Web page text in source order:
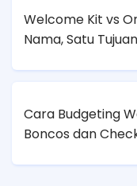
Welcome Kit vs
Nama, Satu Tujuan
Cara Budgeting
Boncos dan